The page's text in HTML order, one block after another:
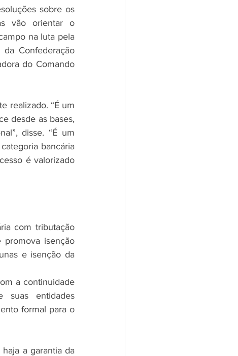
sobre os
vão orientar o
na luta pela
Confederação
do Comando
realizado. “É um
desde as bases,
disse. “É um
bancária
é valorizado
com tributação
isenção
e isenção da
a continuidade
suas entidades
formal para o
a garantia da